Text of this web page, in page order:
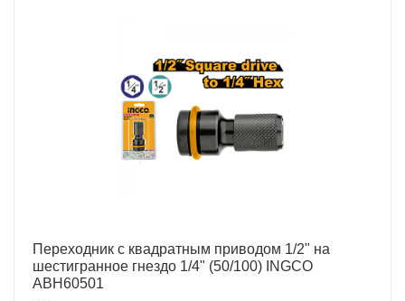
Переходник с квадратным приводом 1/2" на
шестигранное гнездо 1/4" (50/100) INGCO
ABH60501